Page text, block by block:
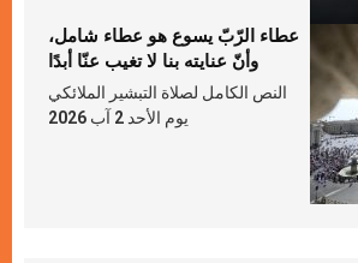
عطاء الرّبّ يسوع هو عطاء شامل،
وأنّ عنايته بنا لا تغيب عنّا أبدًا
النص الكامل لصلاة التبشير الملائكي
يوم الأحد 2 آب 2026